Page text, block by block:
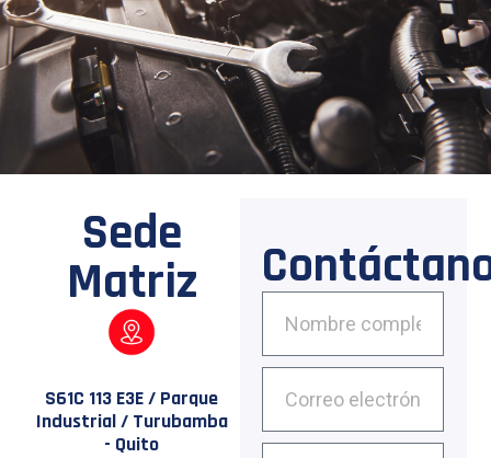
Sede
Matriz
S61C 113 E3E / Parque
Industrial / Turubamba
- Quito